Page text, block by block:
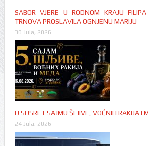
SABOR VJERE U RODNOM KRAJU
TRNOVA PROSLAVILA OGNJENU MARIJU
30 Jula, 2026
U SUSRET SAJMU ŠLJIVE, VOĆNIH RAKIJA I
24 Jula, 2026